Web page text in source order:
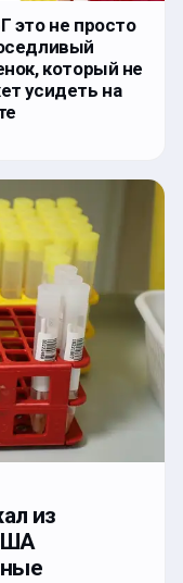
это не просто
который не
усидеть на
из